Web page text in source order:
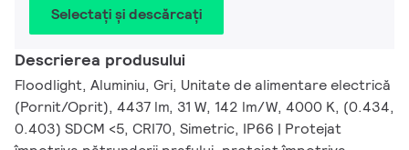
Selectați și descărcați
Descrierea produsului
Floodlight, Aluminiu, Gri, Unitate de alimentare electrică
(Pornit/Oprit), 4437 lm, 31 W, 142 lm/W, 4000 K, (0.434,
0.403) SDCM <5, CRI70, Simetric, IP66 | Protejat